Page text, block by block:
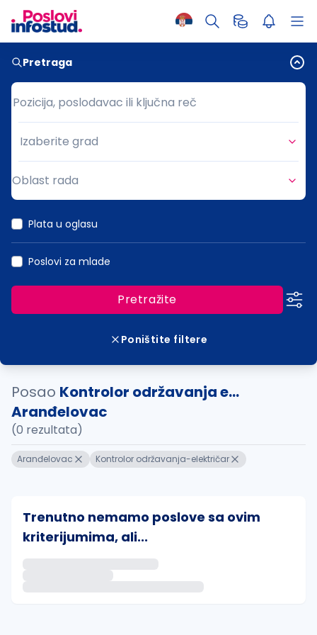
Pretraga
Pozicija, poslodavac ili ključna reč
Pozicija, poslodavac ili ključna reč
Grad
Izaberite grad
Oblast rada
Plata u oglasu
Poslovi za mlade
Pretražite
Poništite filtere
Posao Kontrolor održavanja e...
Aranđelovac
(0 rezultata)
Aranđelovac Kontrolor održavanja-električar
Trenutno nemamo poslove sa ovim
kriterijumima, ali...